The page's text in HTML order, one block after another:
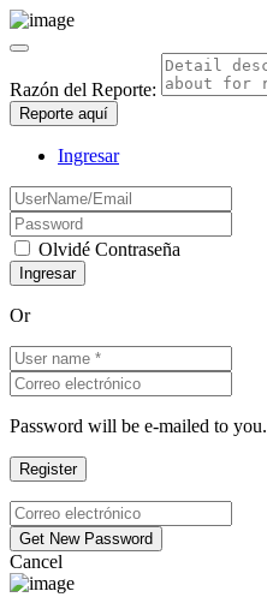
Razón del Reporte:
Reporte aquí
Ingresar
Olvidé Contraseña
Or
Password will be e-mailed to you.
Cancel